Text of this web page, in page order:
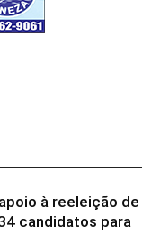
à reeleição de
candidatos para